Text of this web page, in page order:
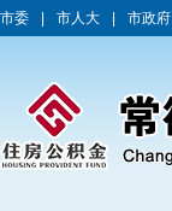
市委 市人大 市政府